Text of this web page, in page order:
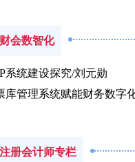
财会数智化
系统建设探究/刘元勋
库管理系统赋能财务数
注册会计师专栏